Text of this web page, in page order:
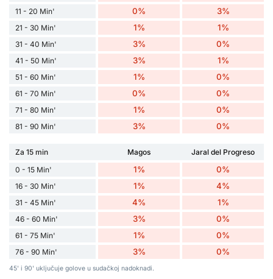
11 - 20 Min' 0% 3%
21 - 30 Min' 1% 1%
31 - 40 Min' 3% 0%
41 - 50 Min' 3% 1%
51 - 60 Min' 1% 0%
61 - 70 Min' 0% 0%
71 - 80 Min' 1% 0%
81 - 90 Min' 3% 0%
Za 15 min Magos
Jaral del Progreso
0 - 15 Min'
1% 0%
16 - 30 Min' 1% 4%
31 - 45 Min' 4% 1%
46 - 60 Min' 3% 0%
61 - 75 Min' 1% 0%
76 - 90 Min' 3% 0%
45' i 90' uključuje golove u sudačkoj nadoknadi.